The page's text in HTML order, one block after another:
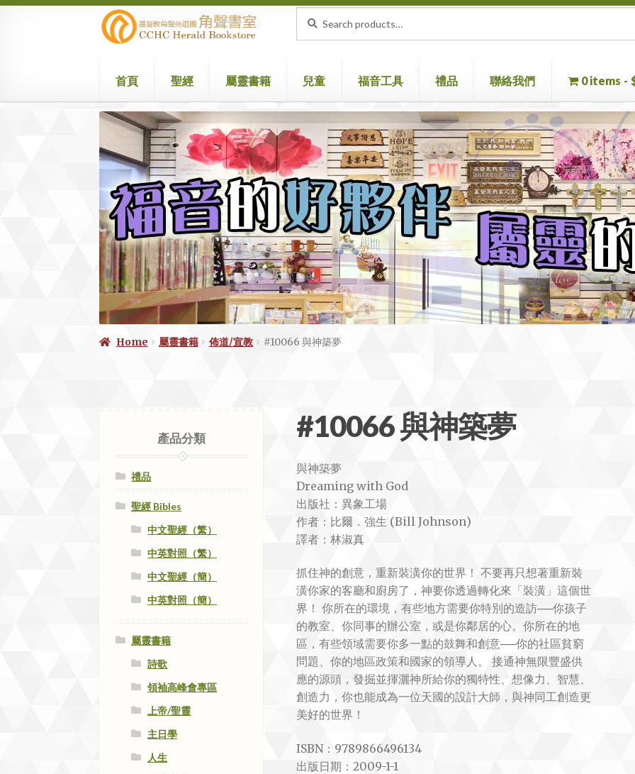
Skip
to
Skip
to
for:
首頁 聖經 屬靈書籍 兒童 福音工具 禮品 聯絡我們 0 items
HomeAttributionCartCheckout 聖經機 首頁 聖經 聯絡我們
Home 屬靈書籍 佈道/宣教 #10066 與神築夢
#10066 與神築夢
與神築夢
Dreaming with God
出版社：異象工場
作者：比爾．強生 (Bill Johnson)
譯者：林淑真
抓住神的創意，重新裝潢你的世界！ 不要再只想著重新裝
潢你家的客廳和廚房了，神要你透過轉化來「裝潢」這個世
界！ 你所在的環境，有些地方需要你特別的造訪──你孩子
的教室、你同事的辦公室，或是你鄰居的心。你所在的地
區，有些領域需要你多一點的鼓舞和創意──你的社區貧窮
問題、你的地區政策和國家的領導人。 接通神無限豐盛供
應的源頭，發掘並揮灑神所給你的獨特性、想像力、智慧、
創造力，你也能成為一位天國的設計大師，與神同工創造更
美好的世界！
ISBN：9789866496134
出版日期：2009-1-1
產品分類
禮品
聖經 Bibles
中文聖經（繁）
中英對照（繁）
中文聖經（簡）
中英對照（簡）
屬靈書籍
詩歌
領袖高峰會專區
上帝/聖靈
主日學
人生